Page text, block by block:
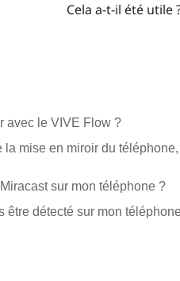
Cela a-t-il été utile
avec le VIVE Flow ?
la mise en miroir du
sur mon téléphone ?
être détecté sur mon